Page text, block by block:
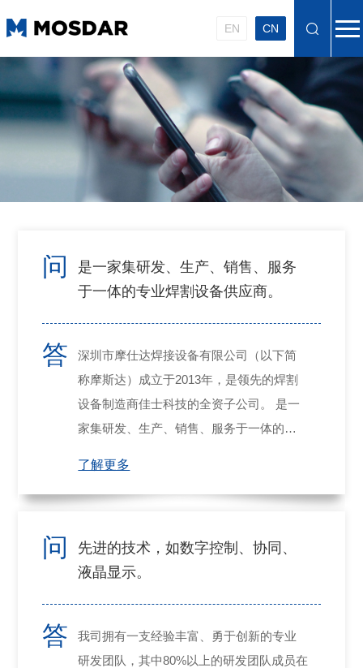
EN CN
问
是一家集研发、生产、销售、服务
于一体的专业焊割设备供应商。
答
深圳市摩仕达焊接设备有限公司（以下简
称摩斯达）成立于2013年，是领先的焊割
设备制造商佳士科技的全资子公司。 是一
家集研发、生产、销售、服务于一体的专
了解更多
问
先进的技术，如数字控制、协同、
液晶显示。
答
我司拥有一支经验丰富、勇于创新的专业
研发团队，其中80%以上的研发团队成员在